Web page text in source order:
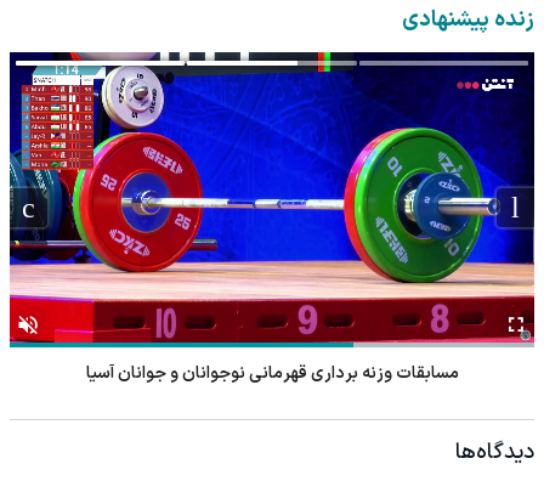
زنده پیشنهادی
مسابقات وزنه برداری قهرمانی نوجوانان و جوانان آسیا
دیدگاه‌ها